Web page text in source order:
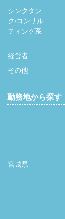
シンクタン
ク/コンサル
ティング系
経営者
その他
勤務地から探す
宮城県